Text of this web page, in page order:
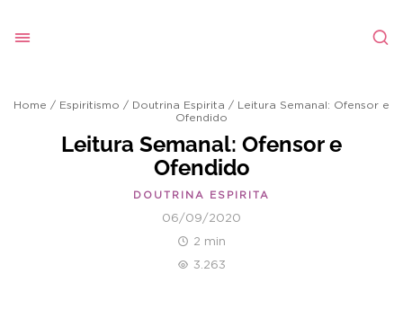
Home / Espiritismo / Doutrina Espirita / Leitura Semanal: Ofensor e
Ofendido
Leitura Semanal: Ofensor e
Ofendido
DOUTRINA ESPIRITA
06/09/2020
2 min
3.263